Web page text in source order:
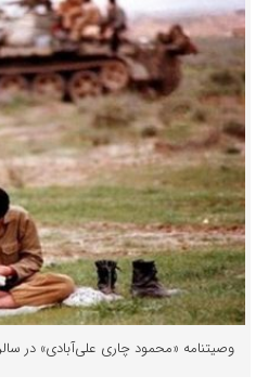
وصیتنامه «محمود چاری علی‌آبادی» در